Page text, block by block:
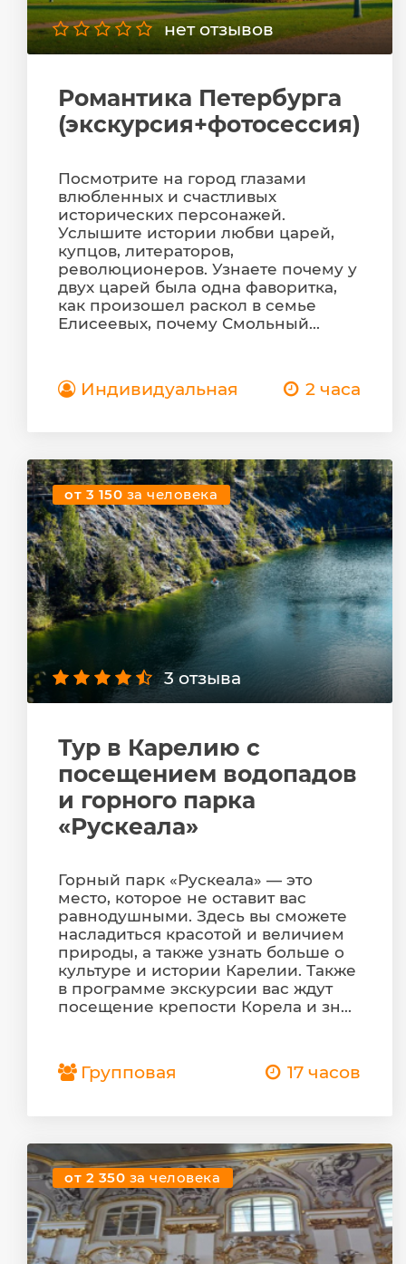
нет отзывов
Романтика Петербурга
(экскурсия+фотосессия)
Посмотрите на город глазами
влюбленных и счастливых
исторических персонажей.
Услышите истории любви царей,
купцов, литераторов,
революционеров. Узнаете почему у
двух царей была одна фаворитка,
как произошел раскол в семье
Елисеевых, почему Смольный...
Индивидуальная 2 часа
от 3 150 за человека
3 отзыва
Тур в Карелию с
посещением водопадов
и горного парка
«Рускеала»
Горный парк «Рускеала» — это
место, которое не оставит вас
равнодушными. Здесь вы сможете
насладиться красотой и величием
природы, а также узнать больше о
культуре и истории Карелии. Также
в программе экскурсии вас ждут
посещение крепости Корела и зн...
Групповая 17 часов
от 2 350 за человека